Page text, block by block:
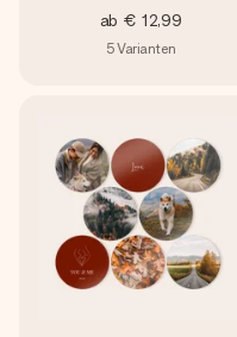
ab € 12,99
5Varianten